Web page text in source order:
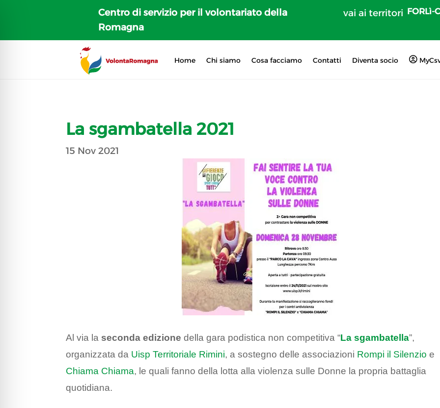
Centro di servizio per il volontariato della
Romagna
vai ai territori FORLì-
Home Chi siamo Cosa facciamo Contatti Diventa socio
La sgambatella 2021
15 Nov 2021
Al via la seconda edizione della gara podistica non competitiva “La sgambatella”,
organizzata da Uisp Territoriale Rimini, a sostegno delle associazioni Rompi il Silenzio e
Chiama Chiama, le quali fanno della lotta alla violenza sulle Donne la propria battaglia
quotidiana.